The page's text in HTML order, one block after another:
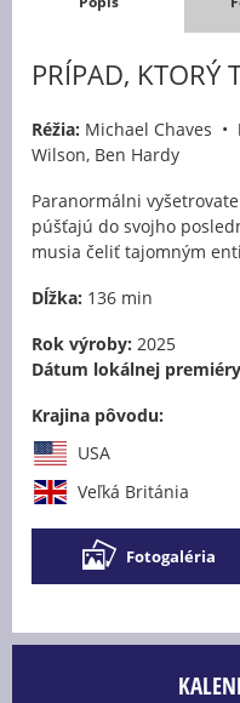
PRÍPAD, KTORÝ
Réžia: Michael Chaves •
Wilson, Ben Hardy
Paranormálni
púšťajú do svojho
musia čeliť tajomným
Dĺžka: 136 min
Rok výroby: 2025
Dátum lokálnej
Krajina pôvodu:
USA
Veľká Británia
Fotogaléria